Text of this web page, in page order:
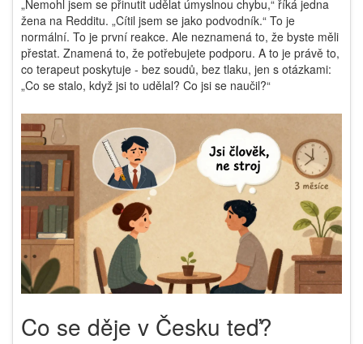
„Nemohl jsem se přinutit udělat úmyslnou chybu,“ říká jedna
žena na Redditu. „Cítil jsem se jako podvodník.“ To je
normální. To je první reakce. Ale neznamená to, že byste měli
přestat. Znamená to, že potřebujete podporu. A to je právě to,
co terapeut poskytuje - bez soudů, bez tlaku, jen s otázkami:
„Co se stalo, když jsi to udělal? Co jsi se naučil?“
Co se děje v Česku teď?